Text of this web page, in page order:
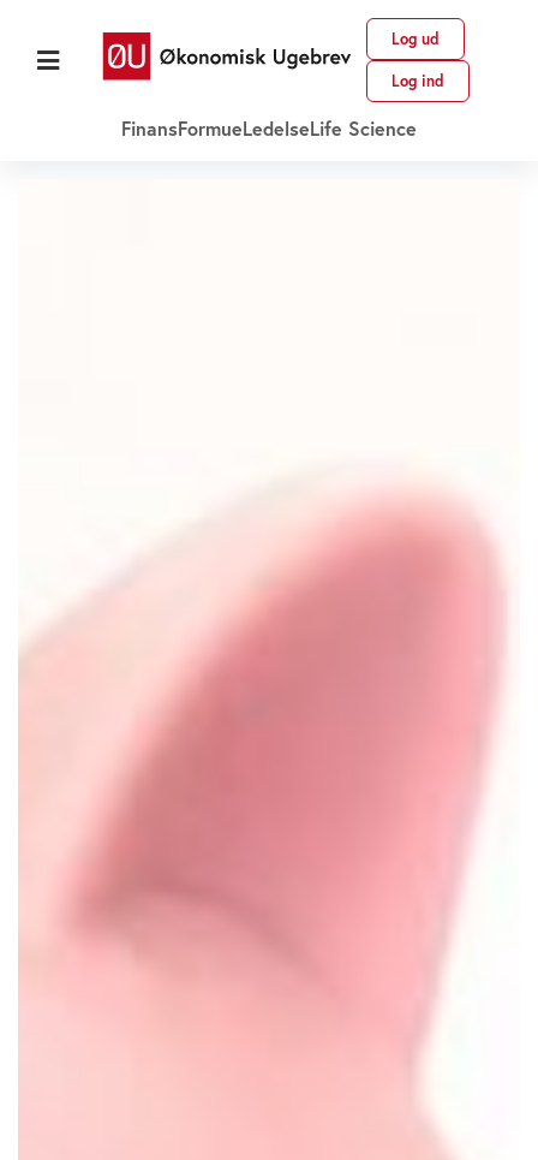
Log ud
Log ind
FinansFormueLedelseLife Science